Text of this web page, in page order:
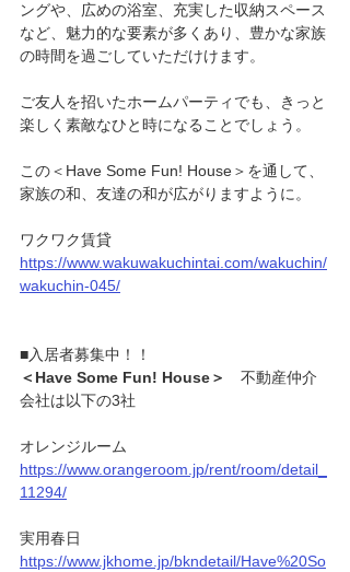
ングや、広めの浴室、充実した収納スペース
など、魅力的な要素が多くあり、豊かな家族
の時間を過ごしていただけけます。
ご友人を招いたホームパーティでも、きっと
楽しく素敵なひと時になることでしょう。
この＜Have Some Fun! House＞を通して、
家族の和、友達の和が広がりますように。
ワクワク賃貸
https://www.wakuwakuchintai.com/wakuchin/
wakuchin-045/
■入居者募集中！！
＜Have Some Fun! House＞
不動産仲介
会社は以下の3社
オレンジルーム
https://www.orangeroom.jp/rent/room/detail_
11294/
実用春日
https://www.jkhome.jp/bkndetail/Have%20So